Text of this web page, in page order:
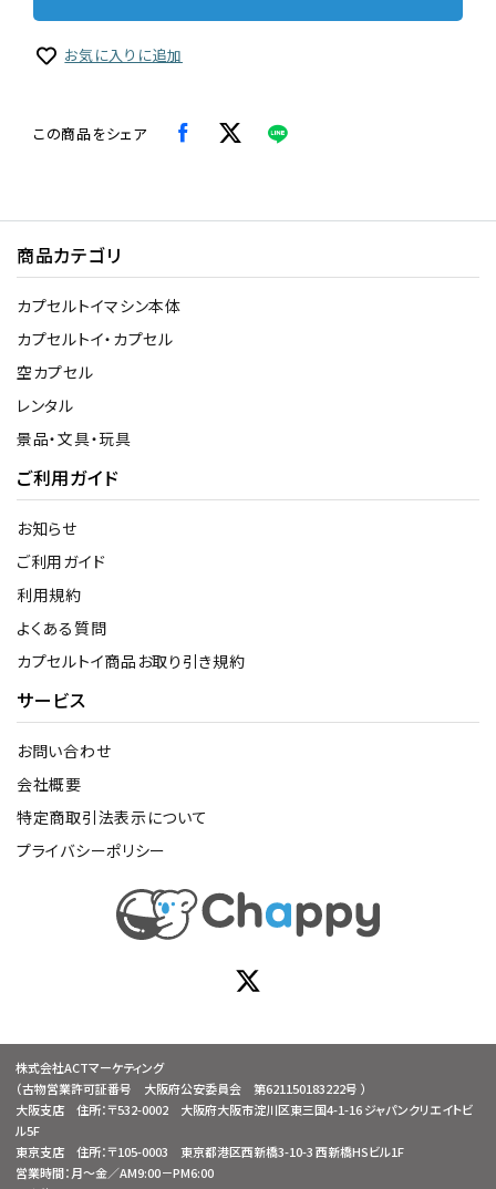
お気に入りに追加
この商品をシェア
商品カテゴリ
カプセルトイマシン本体
カプセルトイ・カプセル
空カプセル
レンタル
景品・文具・玩具
ご利用ガイド
お知らせ
ご利用ガイド
利用規約
よくある質問
カプセルトイ商品お取り引き規約
サービス
お問い合わせ
会社概要
特定商取引法表示について
プライバシーポリシー
株式会社ACTマーケティング
（古物営業許可証番号 大阪府公安委員会 第621150183222号 ）
大阪支店 住所：〒532-0002 大阪府大阪市淀川区東三国4-1-16 ジャパンクリエイトビ
ル5F
東京支店 住所：〒105-0003 東京都港区西新橋3-10-3 西新橋HSビル1F
営業時間：月～金／AM9:00－PM6:00